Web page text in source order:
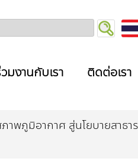
มงานกับเรา ติดต่อเรา
าพภูมิอากาศ สู่นโยบายสาธา